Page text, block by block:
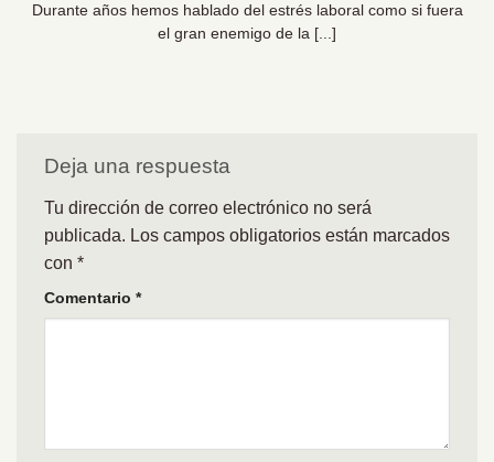
Durante años hemos hablado del estrés laboral como si fuera
el gran enemigo de la [...]
Deja una respuesta
Tu dirección de correo electrónico no será
publicada. Los campos obligatorios están marcados
con *
Comentario *